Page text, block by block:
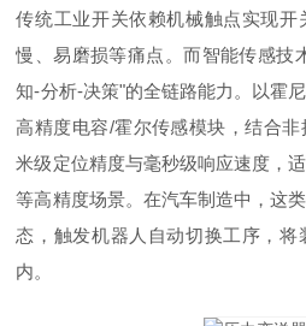
传统工业开关依赖机械触点实现
慢、易磨损等痛点。而智能传感技
知-分析-决策"的全链路能力。以霍
高精度电容/霍尔传感模块，结合
米级定位精度与毫秒级响应速度，
等高精度场景。在汽车制造中，这
态，触发机器人自动切换工序，将
内。